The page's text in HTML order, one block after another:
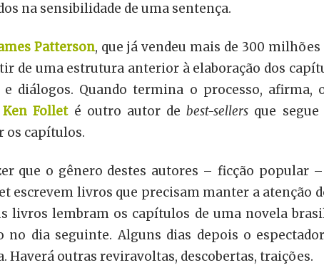
na sensibilidade de uma sentença.
Patterson, que já vendeu mais de 300
de uma estrutura anterior à elaboração dos
e diálogos. Quando termina o processo,
KenFolleté outro autor debest-sellers que
os capítulos.
que o gênero destes autores – ficção popular
escrevem livros que precisam manter a atenção
livros lembram os capítulos de uma novela
no dia seguinte. Alguns dias depois o
Haverá outras reviravoltas, descobertas, traições.